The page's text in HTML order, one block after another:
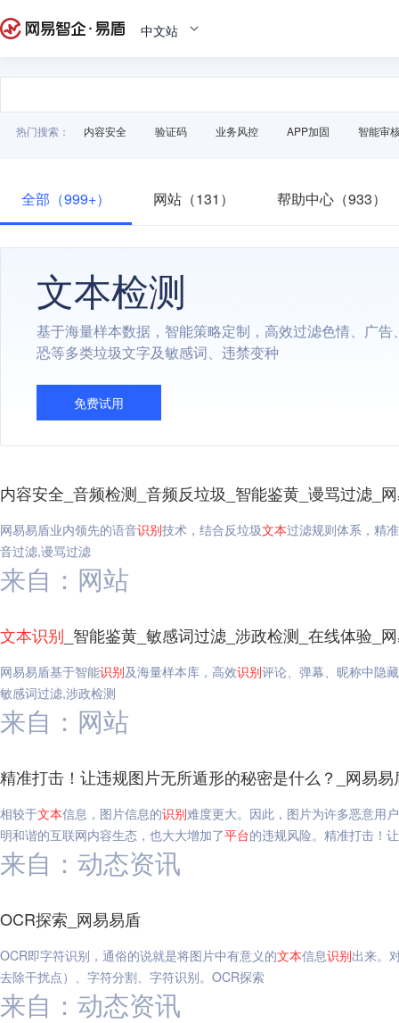
中文站
热门搜索： 内容安全 验证码 业务风控 APP加固 智能审
全部（999+） 网站（131） 帮助中心（933）
文本检测
基于海量样本数据，智能策略定制，高效过滤色情、广告
恐等多类垃圾文字及敏感词、违禁变种
免费试用
内容安全_音频检测_音频反垃圾_智能鉴黄_谩骂过滤_
网易易盾业内领先的语音识别技术，结合反垃圾文本过滤规则体系，精
音过滤,谩骂过滤
来自：网站
文本识别 _智能鉴黄_敏感词过滤_涉政检测_在线体验_
网易易盾基于智能识别及海量样本库，高效识别评论、弹幕、昵称中隐
敏感词过滤,涉政检测
来自：网站
精准打击！让违规图片无所遁形的秘密是什么？_网易易
相较于文本信息，图片信息的识别难度更大。因此，图片为许多恶意用
明和谐的互联网内容生态，也大大增加了平台的违规风险。精准打击！
来自：动态资讯
OCR探索_网易易盾
OCR即字符识别，通俗的说就是将图片中有意义的文本信息识别出来。
去除干扰点）、字符分割、字符识别。OCR探索
来自：动态资讯